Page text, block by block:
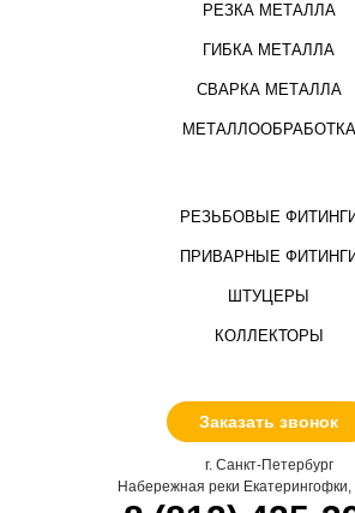
РЕЗКА МЕТАЛЛА
ГИБКА МЕТАЛЛА
СВАРКА МЕТАЛЛА
МЕТАЛЛООБРАБОТКА
РЕЗЬБОВЫЕ
ПРИВАРНЫЕ
ШТУЦЕРЫ
КОЛЛЕКТОРЫ
Заказать звонок
г. Санкт-Петербург
Набережная реки